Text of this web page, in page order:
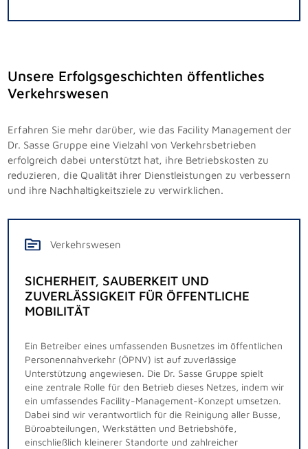
Unsere Erfolgsgeschichten öffentliches
Verkehrswesen
Erfahren Sie mehr darüber, wie das Facility Management der
Dr. Sasse Gruppe eine Vielzahl von Verkehrsbetrieben
erfolgreich dabei unterstützt hat, ihre Betriebskosten zu
reduzieren, die Qualität ihrer Dienstleistungen zu verbessern
und ihre Nachhaltigkeitsziele zu verwirklichen.
Verkehrswesen
SICHERHEIT, SAUBERKEIT UND
ZUVERLÄSSIGKEIT FÜR ÖFFENTLICHE
MOBILITÄT
Ein Betreiber eines umfassenden Busnetzes im öffentlichen
Personennahverkehr (ÖPNV) ist auf zuverlässige
Unterstützung angewiesen. Die Dr. Sasse Gruppe spielt
eine zentrale Rolle für den Betrieb dieses Netzes, indem wir
ein umfassendes Facility-Management-Konzept umsetzen.
Dabei sind wir verantwortlich für die Reinigung aller Busse,
Büroabteilungen, Werkstätten und Betriebshöfe,
einschließlich kleinerer Standorte und zahlreicher
Gemeinsam mit unserem Kunden, einem Betreiber eines
umfangreichen Schienennetzes im öffentlichen
Personenverkehr, haben wir die Services für die
Bahnhofsreinigung neu entwickelt. Dieses Projekt
erforderte innovative Lösungen, da das Netz rund 100
Bahnhöfe und knapp 200 Stationen umfasst, darunter
bedeutende und stark frequentierte Bahnhöfe. Dank
langfristiger Planung und Flexibilität für Ad-hoc-Anfragen